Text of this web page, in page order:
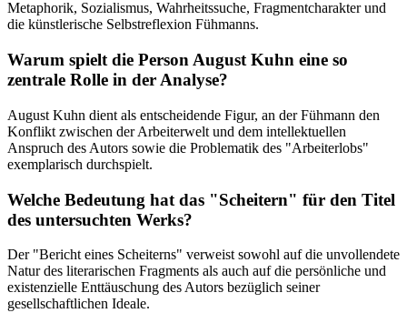
Metaphorik, Sozialismus, Wahrheitssuche, Fragmentcharakter und
die künstlerische Selbstreflexion Fühmanns.
Warum spielt die Person August Kuhn eine so
zentrale Rolle in der Analyse?
August Kuhn dient als entscheidende Figur, an der Fühmann den
Konflikt zwischen der Arbeiterwelt und dem intellektuellen
Anspruch des Autors sowie die Problematik des "Arbeiterlobs"
exemplarisch durchspielt.
Welche Bedeutung hat das "Scheitern" für den Titel
des untersuchten Werks?
Der "Bericht eines Scheiterns" verweist sowohl auf die unvollendete
Natur des literarischen Fragments als auch auf die persönliche und
existenzielle Enttäuschung des Autors bezüglich seiner
gesellschaftlichen Ideale.